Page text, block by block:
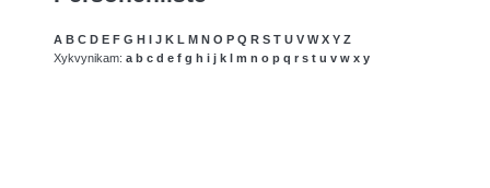
A B C D E F G H I J K L M N O P Q R S T U V W X Y Z
Xykvynikam: a b c d e f g h i j k l m n o p q r s t u v w x y